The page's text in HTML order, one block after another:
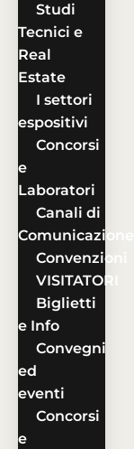
Studi
Tecnici e
Real
Estate
I settori
espositivi
Concorsi
e
Laboratori
Canali di
Comunicazione
Convenzioni
VISITATORI
Biglietti
e Info
Convegni
ed
eventi
Concorsi
e